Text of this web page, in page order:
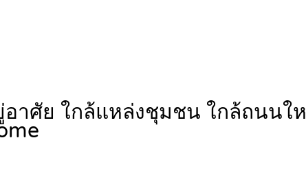
าศัย ใกล้แหล่งชุมชน ใกล้ถนนใ